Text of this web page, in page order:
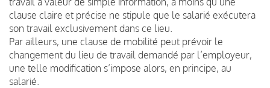
clause claire et précise ne stipule que le salarié exécutera
son travail exclusivement dans ce lieu.
Par ailleurs, une clause de mobilité peut prévoir le
changement du lieu de travail demandé par l’employeur,
une telle modification s’impose alors, en principe, au
salarié.